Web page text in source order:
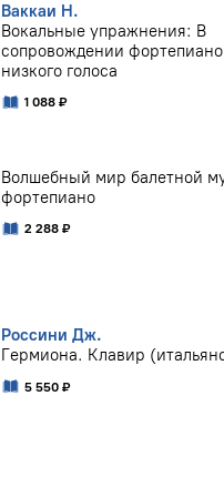
Ваккаи Н.
Вокальные упражнения: В
сопровождении
низкого голоса
1 088 ₽
Волшебный мир балетной
фортепиано
2 288 ₽
Россини Дж.
Гермиона. Клавир
5 550 ₽